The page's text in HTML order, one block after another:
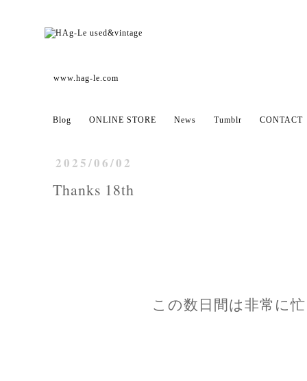
www.hag-le.com
Blog ONLINE STORE News Tumblr CONTACT
2025/06/02
Thanks 18th
この数日間は非常に